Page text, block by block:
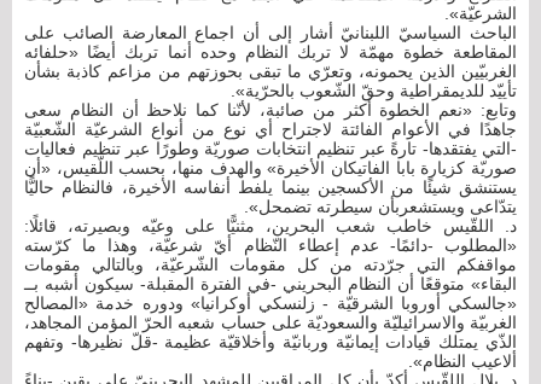
الشرعيّة».
الباحث السياسيّ اللبنانيّ أشار إلى أن اجماع المعارضة الصائب على
المقاطعة خطوة مهمّة لا تربك النظام وحده أنما تربك أيضًا «حلفائه
الغربيّين الذين يحمونه، وتعرّي ما تبقى بحوزتهم من مزاعم كاذبة بشأن
تأييّد للديمقراطية وحقّ الشّعوب بالحرّية».
وتابع: «نعم الخطوة أكثر من صائبة، لأنّنا كما نلاحظ أن النظام سعى
جاهدًا في الأعوام الفائتة لاجتراح أي نوع من أنواع الشرعيّة الشّعبيّة
-التي يفتقدها- تارةً عبر تنظيم انتخابات صوريّة وطورًا عبر تنظيم فعاليات
صوريّة كزيارة بابا الفاتيكان الأخيرة» والهدف منها، بحسب اللّقيس، «أن
يستنشق شيئًا من الأكسجين بينما يلفط أنفاسه الأخيرة، فالنظام حاليًّا
يتدّاعى ويستشعربأن سيطرته تضمحل».
د. اللقّيس خاطب شعب البحرين، مثنيًّا على وعيّه وبصيرته، قائلًا:
«المطلوب -دائمًا- عدم إعطاء النّظام أيّ شرعيّة، وهذا ما كرّسته
مواقفكم التي جرّدته من كل مقومات الشّرعيّة، وبالتالي مقومات
البقاء» متوقعًا أن النظام البحريني -في الفترة المقبلة- سيكون أشبه بــ
«جالسكي أوروبا الشرقيّة - زلنسكي أوكرانيا» ودوره خدمة «المصالح
الغربيّة والاسرائيليّة والسعوديّة على حساب شعبه الحرّ المؤمن المجاهد،
الذّي يمتلك قيادات إيمانيّة وربانيّة وأخلاقيّة عظيمة -قلّ نظيرها- وتفهم
ألاعيب النظام».